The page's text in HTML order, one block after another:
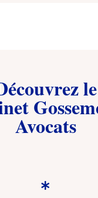
le
Avocats
